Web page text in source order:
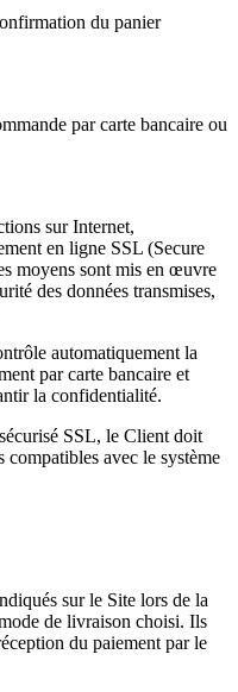
du panier
par carte bancaire ou
sur Internet,
en ligne SSL (Secure
moyens sont mis en œuvre
des données transmises,
automatiquement la
par carte bancaire et
la confidentialité.
SSL, le Client doit
avec le système
sur le Site lors de la
de livraison choisi. Ils
du paiement par le